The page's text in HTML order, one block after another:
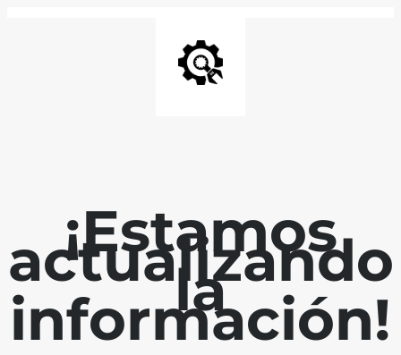
¡Estamos
actualizando
la
información!